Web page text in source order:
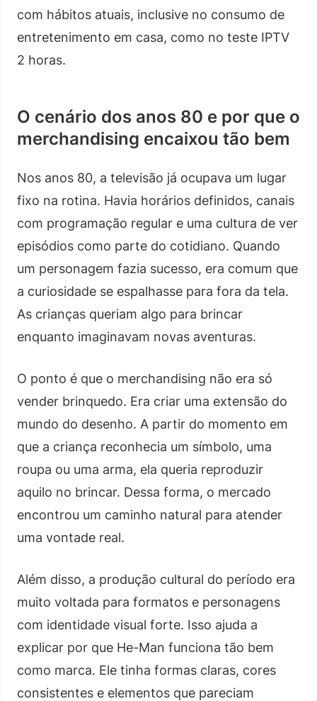
com hábitos atuais, inclusive no consumo de
entretenimento em casa, como no teste IPTV
2 horas.
O cenário dos anos 80 e por que o
merchandising encaixou tão bem
Nos anos 80, a televisão já ocupava um lugar
fixo na rotina. Havia horários definidos, canais
com programação regular e uma cultura de ver
episódios como parte do cotidiano. Quando
um personagem fazia sucesso, era comum que
a curiosidade se espalhasse para fora da tela.
As crianças queriam algo para brincar
enquanto imaginavam novas aventuras.
O ponto é que o merchandising não era só
vender brinquedo. Era criar uma extensão do
mundo do desenho. A partir do momento em
que a criança reconhecia um símbolo, uma
roupa ou uma arma, ela queria reproduzir
aquilo no brincar. Dessa forma, o mercado
encontrou um caminho natural para atender
uma vontade real.
Além disso, a produção cultural do período era
muito voltada para formatos e personagens
com identidade visual forte. Isso ajuda a
explicar por que He-Man funciona tão bem
como marca. Ele tinha formas claras, cores
consistentes e elementos que pareciam